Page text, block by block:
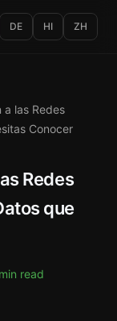
DE HI ZH
a las Redes
Conocer
Redes
que
read